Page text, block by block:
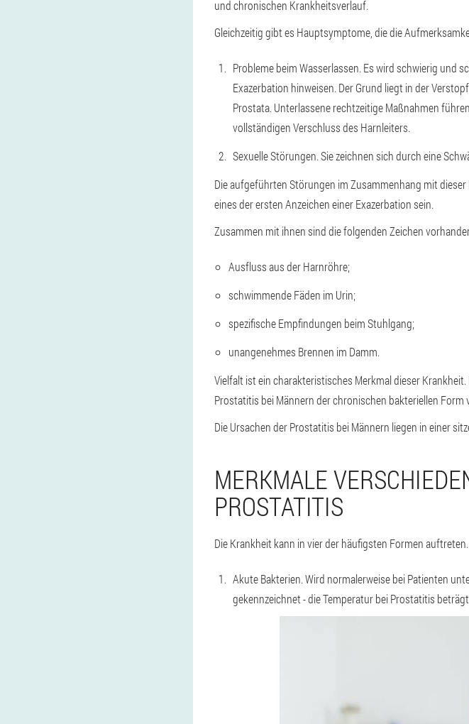
und chronischen Krankheitsverlauf.
Gleichzeitig gibt es Hauptsymptome, die die
Probleme beim Wasserlassen. Es wird schwierig und
Exazerbation hinweisen. Der Grund liegt in der
Prostata. Unterlassene rechtzeitige Maßnahmen
vollständigen Verschluss des Harnleiters.
Sexuelle Störungen. Sie zeichnen sich durch eine
Die aufgeführten Störungen im Zusammenhang mit
eines der ersten Anzeichen einer Exazerbation sein.
Zusammen mit ihnen sind die folgenden Zeichen
Ausfluss aus der Harnröhre;
schwimmende Fäden im Urin;
spezifische Empfindungen beim Stuhlgang;
unangenehmes Brennen im Damm.
Vielfalt ist ein charakteristisches Merkmal dieser
Prostatitis bei Männern der chronischen bakteriellen Form
Die Ursachen der Prostatitis bei Männern liegen in einer
MERKMALE
PROSTATITIS
Die Krankheit kann in vier der häufigsten Formen auftreten.
Akute Bakterien. Wird normalerweise bei Patienten
gekennzeichnet - die Temperatur bei Prostatitis beträgt